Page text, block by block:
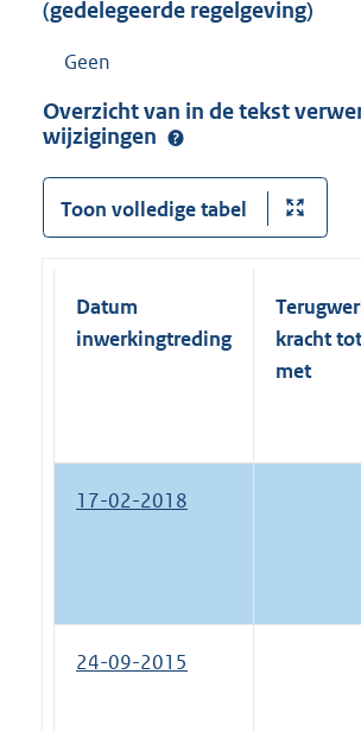
(gedelegeerde regelgeving)
Geen
Overzicht van in de tekst
wijzigingen
Toon volledige tabel
Datum
inwerkingtreding
kracht
met
17-02-2018
24-09-2015